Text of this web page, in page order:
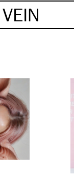
VEIN